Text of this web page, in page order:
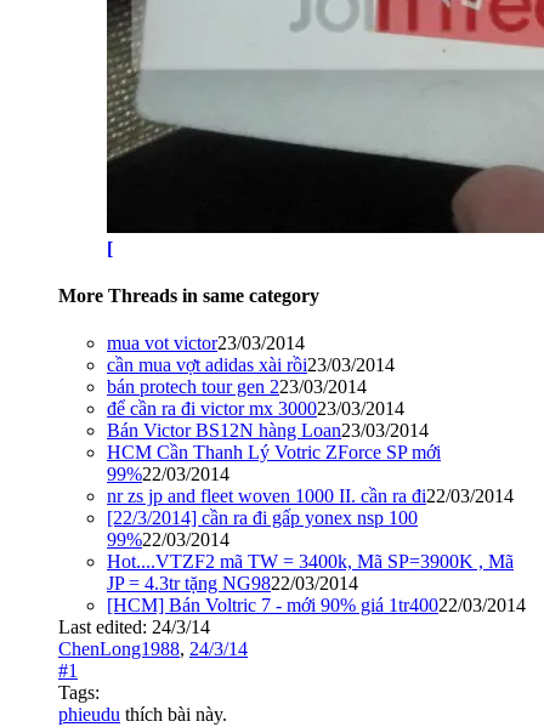
[
More Threads in same category
mua vot victor23/03/2014
cần mua vợt adidas xài rồi23/03/2014
bán protech tour gen 223/03/2014
để cần ra đi victor mx 300023/03/2014
Bán Victor BS12N hàng Loan23/03/2014
HCM Cần Thanh Lý Votric ZForce SP mới
99%22/03/2014
nr zs jp and fleet woven 1000 II. cần ra đi22/03/2014
[22/3/2014] cần ra đi gấp yonex nsp 100
99%22/03/2014
Hot....VTZF2 mã TW = 3400k, Mã SP=3900K , Mã
JP = 4.3tr tặng NG9822/03/2014
[HCM] Bán Voltric 7 - mới 90% giá 1tr40022/03/2014
Last edited: 24/3/14
ChenLong1988, 24/3/14
#1
Tags:
phieudu thích bài này.